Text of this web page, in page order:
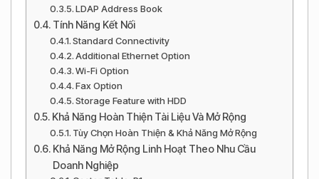
LDAP Address Book
Tính Năng Kết Nối
Standard Connectivity
Additional Ethernet Option
Wi-Fi Option
Fax Option
Storage Feature with HDD
Khả Năng Hoàn Thiện Tài Liệu Và Mở Rộng
Tùy Chọn Hoàn Thiện & Khả Năng Mở Rộng
Khả Năng Mở Rộng Linh Hoạt Theo Nhu Cầu
Doanh Nghiệp